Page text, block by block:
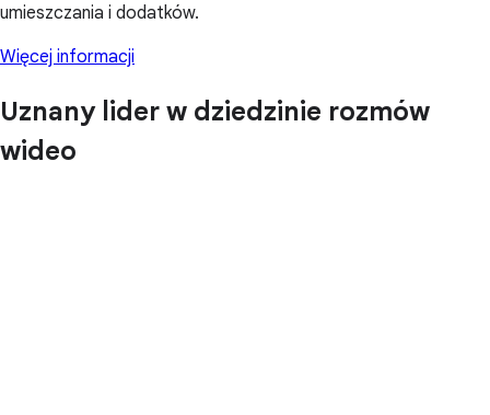
umieszczania i dodatków.
Więcej informacji
Uznany lider w dziedzinie rozmów
wideo